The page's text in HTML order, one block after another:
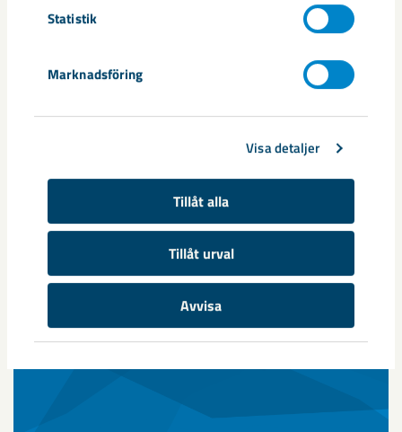
Statistik
Marknadsföring
Visa detaljer
Tillåt alla
Tillåt urval
Avvisa
Årsredovisningar
Här hittar du tidigare års- och hållbarhetsredovisningar från
LKAB.